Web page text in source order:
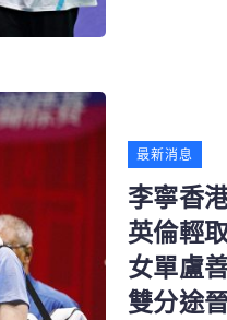
最新消息
李寧香
英倫輕
女單盧
雙分途